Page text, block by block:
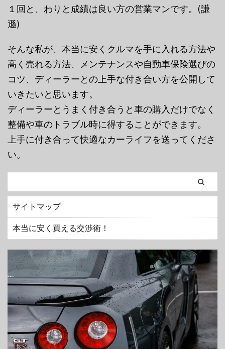
１回と、わりと成績は良い方の営業マンです。(謙
遜)
そんな私が、本当に安くクルマを手に入れる方法や
高く売れる方法、メンテナンスや自動車保険選びの
コツ、ディーラーとの上手な付き合い方を公開して
いきたいと思います。
ディーラーとうまく付き合うと車の購入だけでなく
整備や車のトラブル時に得することができます。
上手に付き合って快適なカーライフを送ってくださ
い。
サイトマップ
本当に安く買える交渉術！